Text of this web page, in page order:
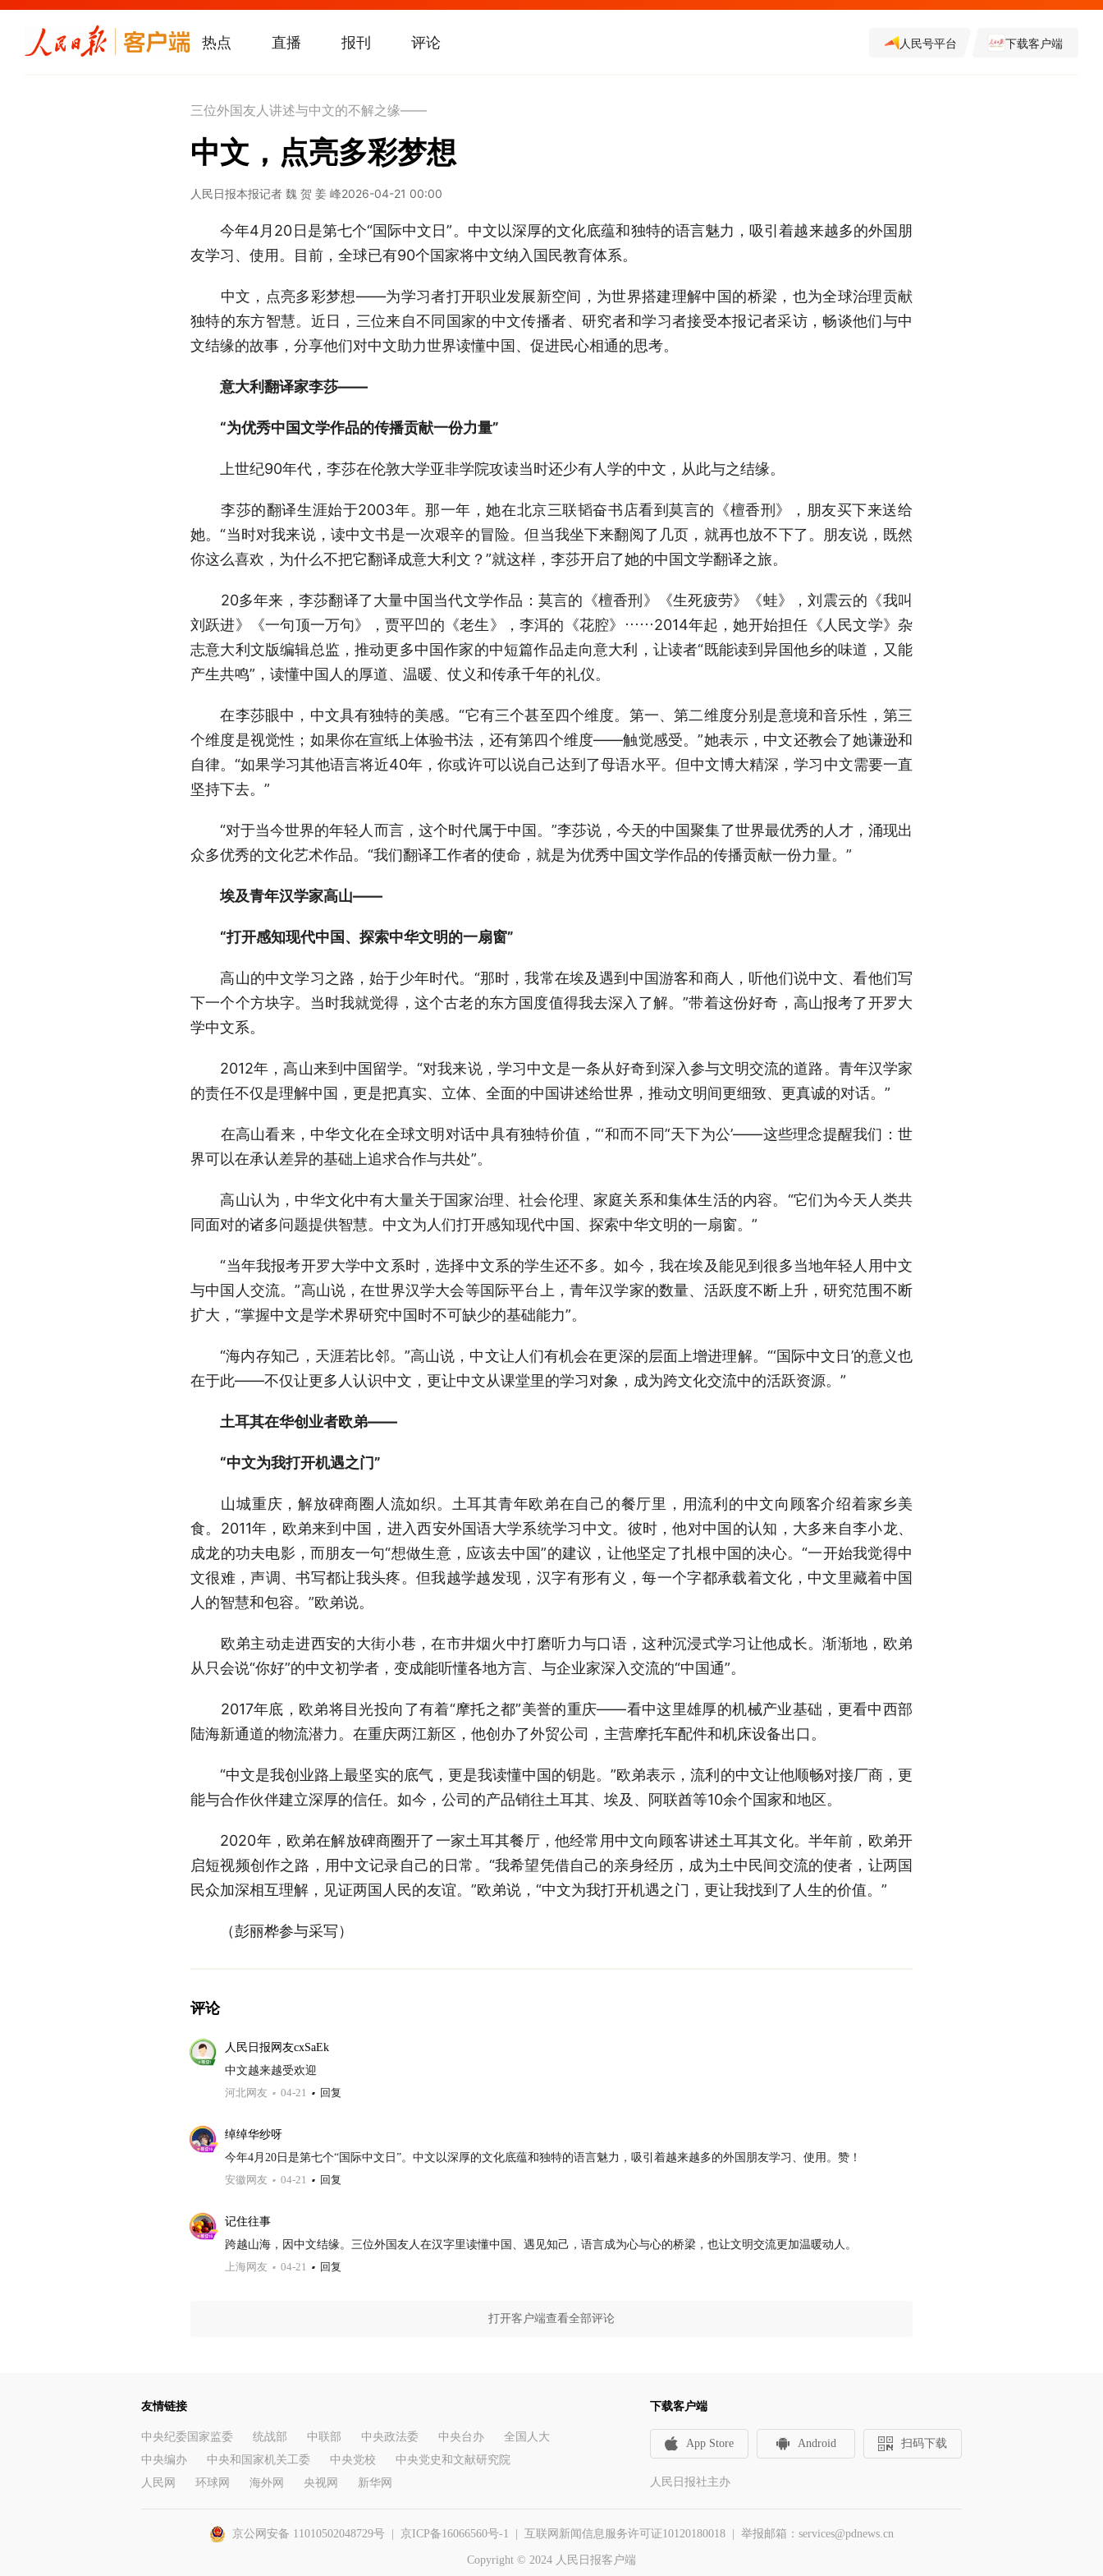
热点 直播 报刊 评论 人民号平台 下载客户端
三位外国友人讲述与中文的不解之缘——
中文，点亮多彩梦想
人民日报本报记者 魏 贺 姜 峰2026-04-21 00:00
今年4月20日是第七个“国际中文日”。中文以深厚的文化底蕴和独特的语言魅力，吸引着越来越多的外国朋
友学习、使用。目前，全球已有90个国家将中文纳入国民教育体系。
中文，点亮多彩梦想——为学习者打开职业发展新空间，为世界搭建理解中国的桥梁，也为全球治理贡献
独特的东方智慧。近日，三位来自不同国家的中文传播者、研究者和学习者接受本报记者采访，畅谈他们与中
文结缘的故事，分享他们对中文助力世界读懂中国、促进民心相通的思考。
意大利翻译家李莎——
“为优秀中国文学作品的传播贡献一份力量”
上世纪90年代，李莎在伦敦大学亚非学院攻读当时还少有人学的中文，从此与之结缘。
李莎的翻译生涯始于2003年。那一年，她在北京三联韬奋书店看到莫言的《檀香刑》，朋友买下来送给
她。“当时对我来说，读中文书是一次艰辛的冒险。但当我坐下来翻阅了几页，就再也放不下了。朋友说，既然
你这么喜欢，为什么不把它翻译成意大利文？”就这样，李莎开启了她的中国文学翻译之旅。
20多年来，李莎翻译了大量中国当代文学作品：莫言的《檀香刑》《生死疲劳》《蛙》，刘震云的《我叫
刘跃进》《一句顶一万句》，贾平凹的《老生》，李洱的《花腔》……2014年起，她开始担任《人民文学》杂
志意大利文版编辑总监，推动更多中国作家的中短篇作品走向意大利，让读者“既能读到异国他乡的味道，又能
产生共鸣”，读懂中国人的厚道、温暖、仗义和传承千年的礼仪。
在李莎眼中，中文具有独特的美感。“它有三个甚至四个维度。第一、第二维度分别是意境和音乐性，第三
个维度是视觉性；如果你在宣纸上体验书法，还有第四个维度——触觉感受。”她表示，中文还教会了她谦逊和
自律。“如果学习其他语言将近40年，你或许可以说自己达到了母语水平。但中文博大精深，学习中文需要一直
坚持下去。”
“对于当今世界的年轻人而言，这个时代属于中国。”李莎说，今天的中国聚集了世界最优秀的人才，涌现出
众多优秀的文化艺术作品。“我们翻译工作者的使命，就是为优秀中国文学作品的传播贡献一份力量。”
埃及青年汉学家高山——
“打开感知现代中国、探索中华文明的一扇窗”
高山的中文学习之路，始于少年时代。“那时，我常在埃及遇到中国游客和商人，听他们说中文、看他们写
下一个个方块字。当时我就觉得，这个古老的东方国度值得我去深入了解。”带着这份好奇，高山报考了开罗大
学中文系。
2012年，高山来到中国留学。“对我来说，学习中文是一条从好奇到深入参与文明交流的道路。青年汉学家
的责任不仅是理解中国，更是把真实、立体、全面的中国讲述给世界，推动文明间更细致、更真诚的对话。”
在高山看来，中华文化在全球文明对话中具有独特价值，“‘和而不同’‘天下为公’——这些理念提醒我们：世
界可以在承认差异的基础上追求合作与共处”。
高山认为，中华文化中有大量关于国家治理、社会伦理、家庭关系和集体生活的内容。“它们为今天人类共
同面对的诸多问题提供智慧。中文为人们打开感知现代中国、探索中华文明的一扇窗。”
“当年我报考开罗大学中文系时，选择中文系的学生还不多。如今，我在埃及能见到很多当地年轻人用中文
与中国人交流。”高山说，在世界汉学大会等国际平台上，青年汉学家的数量、活跃度不断上升，研究范围不断
扩大，“掌握中文是学术界研究中国时不可缺少的基础能力”。
“海内存知己，天涯若比邻。”高山说，中文让人们有机会在更深的层面上增进理解。“‘国际中文日’的意义也
在于此——不仅让更多人认识中文，更让中文从课堂里的学习对象，成为跨文化交流中的活跃资源。”
土耳其在华创业者欧弟——
“中文为我打开机遇之门”
山城重庆，解放碑商圈人流如织。土耳其青年欧弟在自己的餐厅里，用流利的中文向顾客介绍着家乡美
食。2011年，欧弟来到中国，进入西安外国语大学系统学习中文。彼时，他对中国的认知，大多来自李小龙、
成龙的功夫电影，而朋友一句“想做生意，应该去中国”的建议，让他坚定了扎根中国的决心。“一开始我觉得中
文很难，声调、书写都让我头疼。但我越学越发现，汉字有形有义，每一个字都承载着文化，中文里藏着中国
人的智慧和包容。”欧弟说。
欧弟主动走进西安的大街小巷，在市井烟火中打磨听力与口语，这种沉浸式学习让他成长。渐渐地，欧弟
从只会说“你好”的中文初学者，变成能听懂各地方言、与企业家深入交流的“中国通”。
2017年底，欧弟将目光投向了有着“摩托之都”美誉的重庆——看中这里雄厚的机械产业基础，更看中西部
陆海新通道的物流潜力。在重庆两江新区，他创办了外贸公司，主营摩托车配件和机床设备出口。
“中文是我创业路上最坚实的底气，更是我读懂中国的钥匙。”欧弟表示，流利的中文让他顺畅对接厂商，更
能与合作伙伴建立深厚的信任。如今，公司的产品销往土耳其、埃及、阿联酋等10余个国家和地区。
2020年，欧弟在解放碑商圈开了一家土耳其餐厅，他经常用中文向顾客讲述土耳其文化。半年前，欧弟开
启短视频创作之路，用中文记录自己的日常。“我希望凭借自己的亲身经历，成为土中民间交流的使者，让两国
民众加深相互理解，见证两国人民的友谊。”欧弟说，“中文为我打开机遇之门，更让我找到了人生的价值。”
（彭丽桦参与采写）
评论
人民日报网友cxSaEk
中文越来越受欢迎
河北网友
04-21 回复
绰绰华纱呀
今年4月20日是第七个“国际中文日”。中文以深厚的文化底蕴和独特的语言魅力，吸引着越来越多的外国朋友学习、使用。赞！
安徽网友
04-21 回复
记住往事
跨越山海，因中文结缘。三位外国友人在汉字里读懂中国、遇见知己，语言成为心与心的桥梁，也让文明交流更加温暖动人。
上海网友
04-21 回复
打开客户端查看全部评论
友情链接
中央纪委国家监委 统战部 中联部 中央政法委 中央台办
全国人大
中央编办
中央和国家机关工委 中央党校
中央党史和文献研究院
人民网
环球网 海外网 央视网 新华网
下载客户端
App Store Android 扫码下载
人民日报社主办
京公网安备 11010502048729号 京ICP备16066560号-1 | 互联网新闻信息服务许可证10120180018 | 举报邮箱：services@pdnews.cn
Copyright © 2024 人民日报客户端